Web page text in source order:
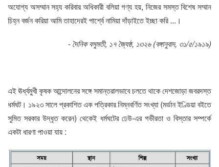
অযোগ্য অসম্মান সহ্য করিবার অধিকারী বলিয়া গণ্য হয়, নিজের সমস্ত বিশেষ সম্মান
চিহ্ন বর্জন করিয়া আমি তাহাদেরই পার্শ্বে নামিয়া দাঁড়াইতে ইচ্ছা করি ...।
- দৈনিক বসুমতী, ১৭ জ্যৈষ্ঠ, ১৩২৬ (বঙ্গানুবাদ, ৩১/৫/১৯১৯)
এই ঊর্ধ্বমুখী কৃষক আন্দোলনের সঙ্গে সমান্তরালভাবে চলতে থাকে দেশজোড়া জবরদস্ত
ধর্মঘট। ১৯২৩ সালে প্রকাশিত এক পত্রিকার নিম্নবর্ণিত সংখ্যা (মর্ডান ইণ্ডিয়া বইতে
সুমিত সরকার উদ্ধৃত করেন) থেকেই ধর্মঘটের ঢেউ-এর গভীরতা ও বিস্তার সম্পর্কে
একটা ধারণা পাওয়া যায় :